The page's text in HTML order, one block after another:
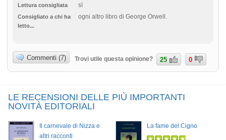
Lettura consigliata sì
Consigliato a chi ha
letto...
ogni altro libro di George Orwell.
Commenti (7) Trovi utile questa opinione? 25 0
LE RECENSIONI DELLE PIÙ IMPORTANTI
NOVITÀ EDITORIALI
Il carnevale di Nizza e
altri racconti
La fame del Cigno